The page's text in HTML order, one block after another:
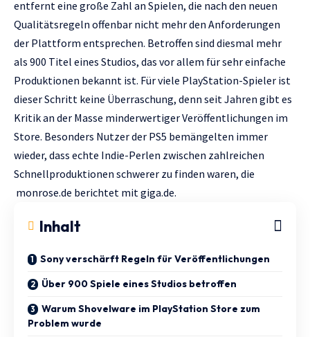
entfernt eine große Zahl an Spielen, die nach den neuen
Qualitätsregeln offenbar nicht mehr den Anforderungen
der Plattform entsprechen. Betroffen sind diesmal mehr
als 900 Titel eines Studios, das vor allem für sehr einfache
Produktionen bekannt ist. Für viele PlayStation-Spieler ist
dieser Schritt keine Überraschung, denn seit Jahren gibt es
Kritik an der Masse minderwertiger Veröffentlichungen im
Store. Besonders Nutzer der PS5 bemängelten immer
wieder, dass echte Indie-Perlen zwischen zahlreichen
Schnellproduktionen schwerer zu finden waren, die
monrose.de berichtet mit giga.de.
Inhalt
Sony verschärft Regeln für Veröffentlichungen
Über 900 Spiele eines Studios betroffen
Warum Shovelware im PlayStation Store zum
Problem wurde